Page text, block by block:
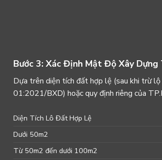
Bước 3: Xác Định Mật Độ Xây
Dựa trên diện tích đất hợp lệ (sau khi trừ lộ
01:2021/BXD) hoặc quy định riêng của
Diện Tích Lô Đất Hợp Lệ
Dưới 50m2
Từ 50m2 đến dưới 100m2